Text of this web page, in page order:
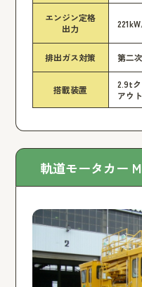
エンジン定格
出力
排出ガス対策 第二
搭載装置
2.9t
アウ
軌道モータカー